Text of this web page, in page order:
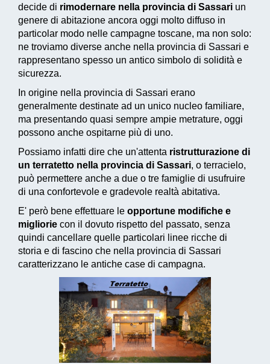
decide di rimodernare nella provincia di Sassari un
genere di abitazione ancora oggi molto diffuso in
particolar modo nelle campagne toscane, ma non solo:
ne troviamo diverse anche nella provincia di Sassari e
rappresentano spesso un antico simbolo di solidità e
sicurezza.
In origine nella provincia di Sassari erano
generalmente destinate ad un unico nucleo familiare,
ma presentando quasi sempre ampie metrature, oggi
possono anche ospitarne più di uno.
Possiamo infatti dire che un'attenta ristrutturazione di
un terratetto nella provincia di Sassari, o terracielo,
può permettere anche a due o tre famiglie di usufruire
di una confortevole e gradevole realtà abitativa.
E' però bene effettuare le opportune modifiche e
migliorie con il dovuto rispetto del passato, senza
quindi cancellare quelle particolari linee ricche di
storia e di fascino che nella provincia di Sassari
caratterizzano le antiche case di campagna.